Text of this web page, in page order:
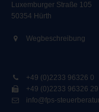
Luxemburger Straße 105
50354 Hürth
Wegbeschreibung
+49 (0)2233 96326 0
+49 (0)2233 96326 29
info@fps-